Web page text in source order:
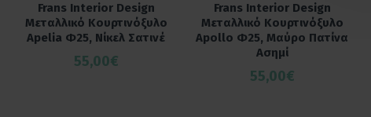
Frans Interior Design
Μεταλλικό Κουρτινόξυλο
Apelia Φ25, Νίκελ Σατινέ
55,00€
Frans Interior Design
Μεταλλικό Κουρτινόξυλο
Apollo Φ25, Μαύρο Πατίνα
Ασημί
55,00€